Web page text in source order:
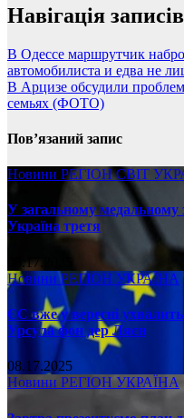
Навігація записів
В Одессе маршрутчик
автомобилиста и едва не
В Арцизе обсудили
семьях (ФОТО)
Пов’язаний запис
Новини РЕГІОНСВІТ
У загальному медальному
Україна третя
08.17.2025
НовиниРЕГІОН УКРАЇНА
ЄС вже у вересні
Урсула фон дер Ляєн
08.17.2025
Новини РЕГІОН УКРАЇНА